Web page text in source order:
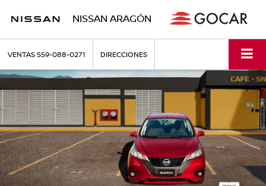
NISSAN ARAGÓN
VENTAS559-088-0271 DIRECCIONES